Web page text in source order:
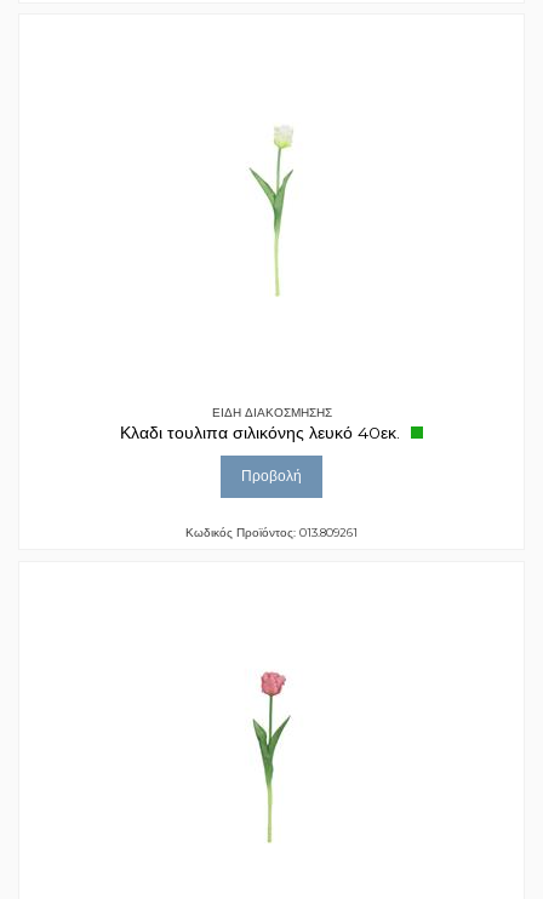
ΕΙΔΗ ΔΙΑΚΟΣΜΗΣΗΣ
Κλαδι τουλιπα σιλικόνης λευκό 40εκ.
Προβολή
Κωδικός Προϊόντος: 013.809261